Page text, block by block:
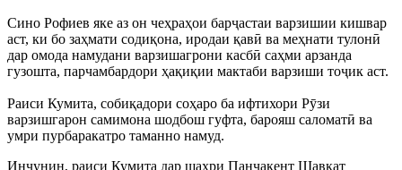
Сино Рофиев яке аз он чеҳраҳои барҷастаи варзишии кишвар
аст, ки бо заҳмати содиқона, иродаи қавӣ ва меҳнати тулонӣ
дар омода намудани варзишагрони касбӣ саҳми арзанда
гузошта, парчамбардори ҳақиқии мактаби варзиши тоҷик аст.
Раиси Кумита, собиқадори соҳаро ба ифтихори Рӯзи
варзишгарон самимона шодбош гуфта, барояш саломатӣ ва
умри пурбаракатро таманно намуд.
Инчунин, раиси Кумита дар шаҳри Панҷакент Шавкат